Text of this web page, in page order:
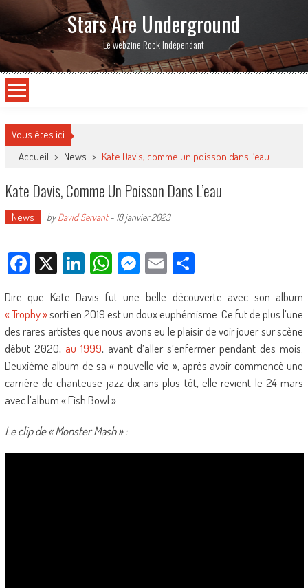
Stars Are Underground
Le webzine Rock Indépendant
Vous êtes ici
Accueil > News > Kate Davis, comme un poisson dans l’eau
Kate Davis, Comme Un Poisson Dans L’eau
News byDavid Servant- 18 janvier 2023
Facebook
X LinkedIn
WhatsApp
Messenger
EmailPartager
Dire que Kate Davis fut une belle découverte avec son album
« Trophy »sorti en 2019 est un doux euphémisme. Ce fut de plus l’une
des rares artistes que nous avons eu le plaisir de voir jouer sur scène
début 2020, au 1999, avant d’aller s’enfermer pendant des mois.
Deuxième album de sa « nouvelle vie », après avoir commencé une
carrière de chanteuse jazz dix ans plus tôt, elle revient le 24 mars
avec l’album « Fish Bowl ».
Le clip de « Monster Mash » :